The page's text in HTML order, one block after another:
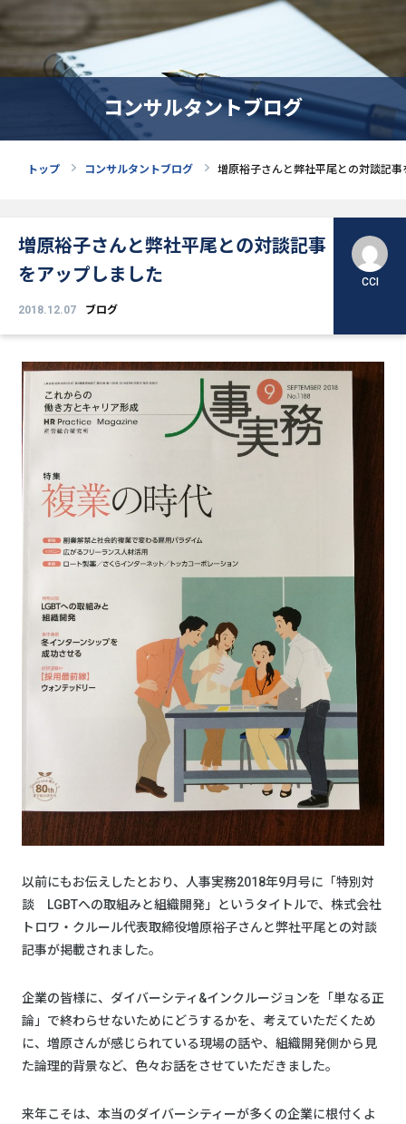
コンサルタントブログ
トップ コンサルタントブログ 増原裕子さんと弊社平尾との対談記
増原裕子さんと弊社平尾との対談記事
をアップしました
2018.12.07 ブログ
CCI
以前にもお伝えしたとおり、人事実務2018年9月号に「特別対
談 LGBTへの取組みと組織開発」というタイトルで、株式会社
トロワ・クルール代表取締役増原裕子さんと弊社平尾との対談
記事が掲載されました。
企業の皆様に、ダイバーシティ&インクルージョンを「単なる正
論」で終わらせないためにどうするかを、考えていただくため
に、増原さんが感じられている現場の話や、組織開発側から見
た論理的背景など、色々お話をさせていただきました。
来年こそは、本当のダイバーシティーが多くの企業に根付くよ